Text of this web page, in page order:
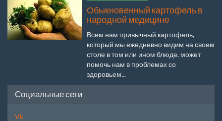
Обыкновенный картофель в
народной медицине
Всем нам привычный картофель,
который мы ежедневно видим на своем
столе в том или ином блюде, может
помочь нам в проблемах со
здоровьем...
Социальные сети
Vk